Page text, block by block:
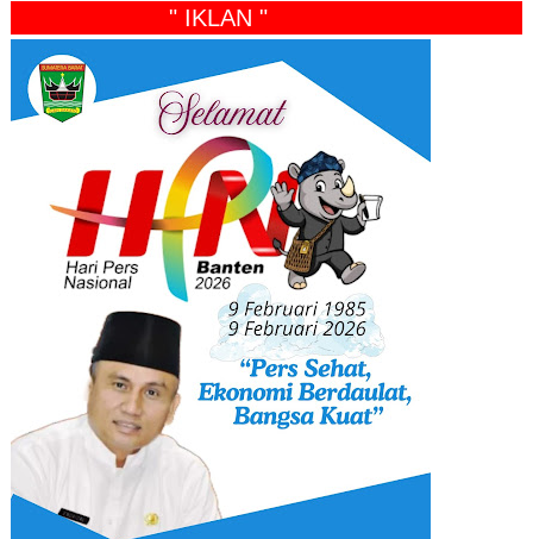
" IKLAN "